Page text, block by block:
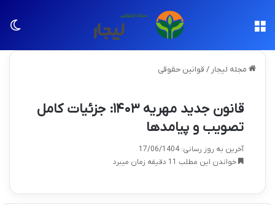
مجله لیجار / قوانین حقوقی
قانون جدید مهریه ۱۴۰۳: جزئیات کامل
تصویب و پیامدها
آخرین به روز رسانی: 17/06/1404
خواندن این مطلب 11 دقیقه زمان میبرد